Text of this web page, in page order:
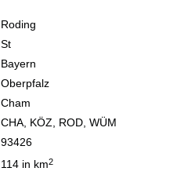
Roding
St
Bayern
Oberpfalz
Cham
CHA, KÖZ, ROD, WÜM
93426
114 in km2